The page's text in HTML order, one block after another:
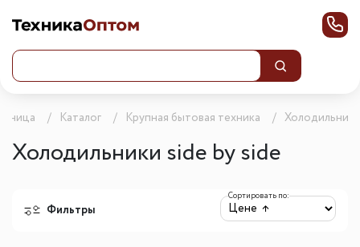
Каталог Крупная бытовая техника Холодильники
Холодильники side by side
Фильтры
Сортировать по: